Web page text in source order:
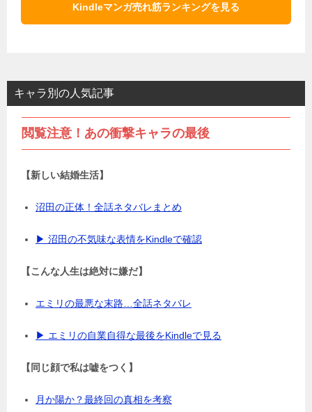
Kindleマンガ売れ筋ランキングを見る
キャラ別の人気記事
閲覧注意！あの衝撃キャラの最後
【新しい結婚生活】
沼田の正体！全話ネタバレまとめ
▶ 沼田の不気味な表情をKindleで確認
【こんな人生は絶対に嫌だ】
エミリの最悪な末路…全話ネタバレ
▶ エミリの自業自得な最後をKindleで見る
【同じ顔で私は嘘をつく】
月か陽か？最終回の真相を考察